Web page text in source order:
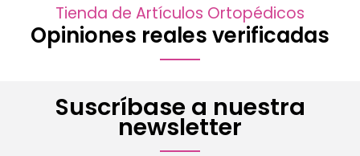
Tienda de Artículos Ortopédicos
Opiniones reales verificadas
Suscríbase a nuestra
newsletter